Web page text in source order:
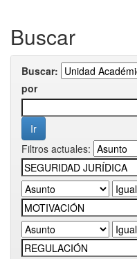
Buscar
Buscar:
por
Filtros actuales: